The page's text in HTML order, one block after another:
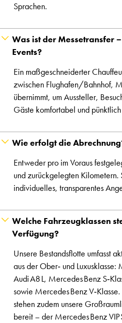
Sprachen.
Was ist der Messetransfer
Events?
Ein maßgeschneiderter
zwischen Flughafen/Bahnhof,
übernimmt, um Aussteller,
Gäste komfortabel und
Wie erfolgt die
Entweder pro im Voraus
und zurückgelegten
individuelles, transparentes
Welche Fahrzeugklassen
Verfügung?
Unsere Bestandsflotte umfasst
aus der Ober‑ und Luxusklasse:
Audi A8 L, Mercedes Benz
sowie Mercedes Benz
stehen zudem unsere
bereit – der Mercedes Benz VIP